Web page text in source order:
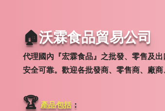
🏠沃霖食品貿易公司
代理國內『宏霖食品』之批發、零售及
安全可靠。歡迎各批發商、零售商、廠
🏆 產品包括 ：